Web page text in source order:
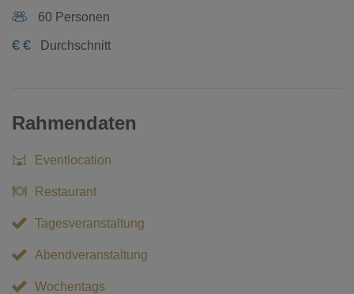
60 Personen
€ € Durchschnitt
Rahmendaten
Eventlocation
Restaurant
Tagesveranstaltung
Abendveranstaltung
Wochentags